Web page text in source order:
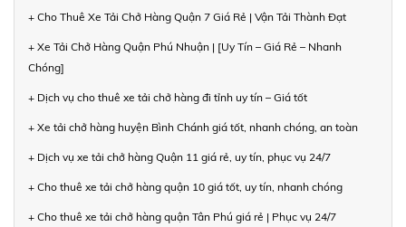
+ Cho Thuê Xe Tải Chở Hàng Quận 7 Giá Rẻ | Vận Tải Thành Đạt
+ Xe Tải Chở Hàng Quận Phú Nhuận | [Uy Tín – Giá Rẻ – Nhanh
Chóng]
+ Dịch vụ cho thuê xe tải chở hàng đi tỉnh uy tín – Giá tốt
+ Xe tải chở hàng huyện Bình Chánh giá tốt, nhanh chóng, an toàn
+ Dịch vụ xe tải chở hàng Quận 11 giá rẻ, uy tín, phục vụ 24/7
+ Cho thuê xe tải chở hàng quận 10 giá tốt, uy tín, nhanh chóng
+ Cho thuê xe tải chở hàng quận Tân Phú giá rẻ | Phục vụ 24/7